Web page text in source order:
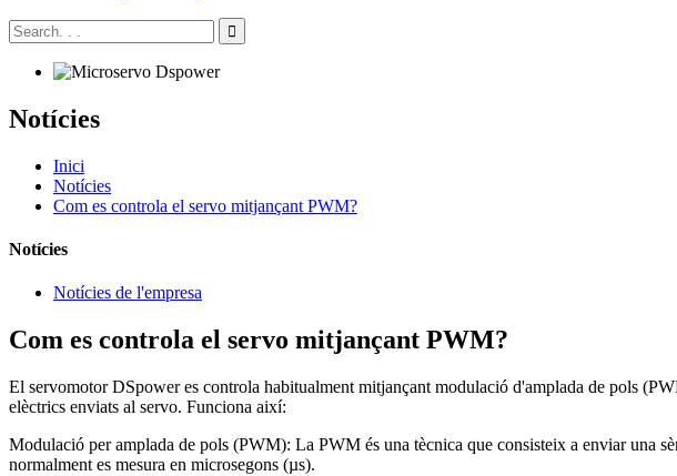
Notícies
Inici
Notícies
Com es controla el servo mitjançant PWM?
Notícies
Notícies de l'empresa
Com es controla el servo mitjançant PWM?
El servomotor DSpower es controla habitualment mitjançant modulació d'amplada de pols
elèctrics enviats al servo. Funciona així:
Modulació per amplada de pols (PWM): La PWM és una tècnica que consisteix a enviar una
normalment es mesura en microsegons (µs).